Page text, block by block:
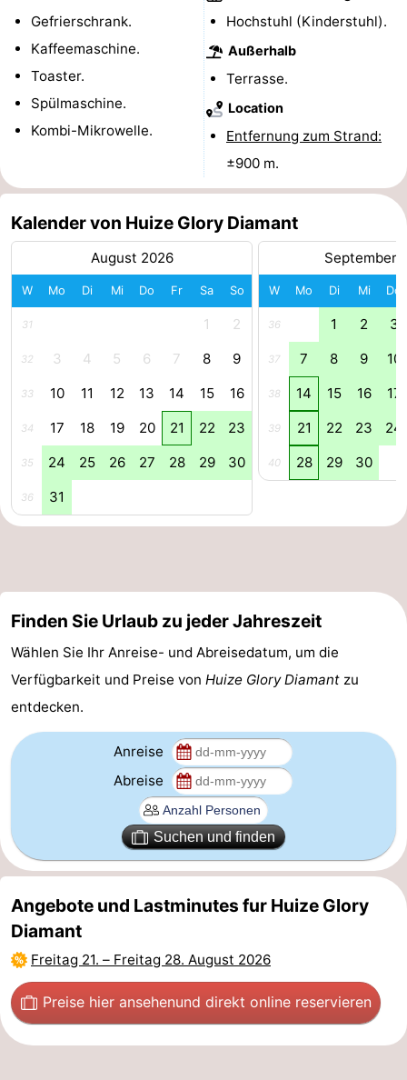
Medizin
Adressen
Region
Nordholland
Natur
Schoorlse
Duinen
-
Bergen
-
Alkmaar
-
aan
Zee
Noordhollands
duinreservaat
Wijk
Kennermerland
Amsterdam
Haarlem
-
Leiden
Bollenstreek
-
Scheveningen
-
Haag
Rotterdam
-
Rockanje
Wetter
Kontakt
Gefrierschrank.
Kaffeemaschine.
Toaster.
Spülmaschine.
Kombi-Mikrowelle.
Hochstuhl (Kinderstuhl).
Außerhalb
Terrasse.
Location
Entfernung zum Strand:
±900 m.
Kalender von Huize Glory Diamant
August 2026
W Mo Di Mi Do Fr Sa So
31 1 2
32 3 4 5 6 7 8 9
33 10 11 12 13 14 15 16
34 17 18 19 20 21 22 23
35 24 25 26 27 28 29 30
36 31
September
W Mo Di Mi Do
36 1 2 3
37 7 8 9 10
38 14 15 16 17
39 21 22 23 24
40 28 29 30
Finden Sie Urlaub zu jeder Jahreszeit
Wählen Sie Ihr Anreise- und Abreisedatum, um die
Verfügbarkeit und Preise von Huize Glory Diamant zu
entdecken.
Anreise
Abreise
Suchen und finden
Angebote und Lastminutes fur Huize Glory
Diamant
Freitag 21. – Freitag 28. August 2026
Preise hier ansehenund direkt online reservieren